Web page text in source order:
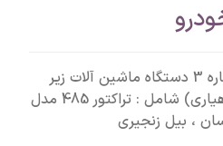
مزایده اجاره 3 دستگاه ماشین آلات زیر
قیمت (دهیاری) شامل : تراکتور 485 مدل